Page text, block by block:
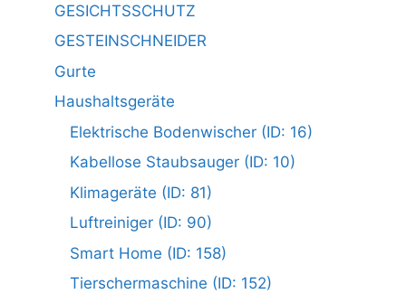
GESICHTSSCHUTZ
GESTEINSCHNEIDER
Gurte
Haushaltsgeräte
Elektrische Bodenwischer (ID: 16)
Kabellose Staubsauger (ID: 10)
Klimageräte (ID: 81)
Luftreiniger (ID: 90)
Smart Home (ID: 158)
Tierschermaschine (ID: 152)